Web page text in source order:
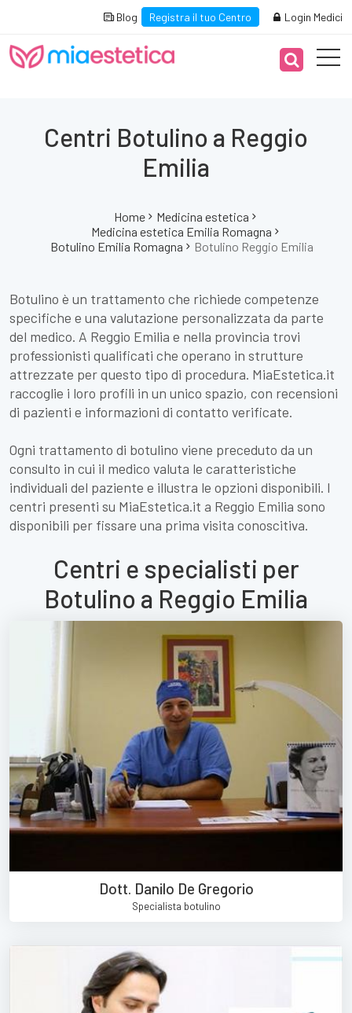
Blog Registra il tuo Centro Login Medici
Centri Botulino a Reggio
Emilia
Home
Medicina estetica
Medicina estetica Emilia Romagna
Botulino Emilia Romagna
Botulino Reggio Emilia
Botulino è un trattamento che richiede competenze
specifiche e una valutazione personalizzata da parte
del medico. A Reggio Emilia e nella provincia trovi
professionisti qualificati che operano in strutture
attrezzate per questo tipo di procedura. MiaEstetica.it
raccoglie i loro profili in un unico spazio, con recensioni
di pazienti e informazioni di contatto verificate.
Ogni trattamento di botulino viene preceduto da un
consulto in cui il medico valuta le caratteristiche
individuali del paziente e illustra le opzioni disponibili. I
centri presenti su MiaEstetica.it a Reggio Emilia sono
disponibili per fissare una prima visita conoscitiva.
Centri e specialisti per
Botulino a Reggio Emilia
Dott. Danilo De Gregorio
Specialista botulino